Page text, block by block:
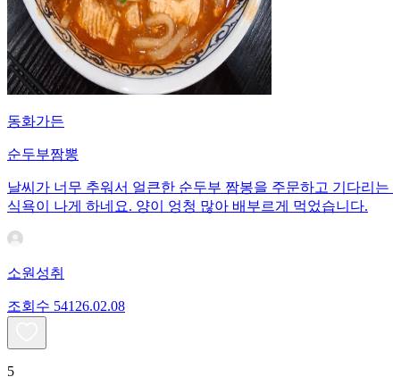
동화가든
순두부짬뽕
날씨가 너무 추워서 얼큰한 순두부 짬봉을 주문하고 기다리
식욕이 나게 하네요. 양이 엉청 많아 배부르게 먹었습니다.
소원성취
조회수 541 26.02.08
5